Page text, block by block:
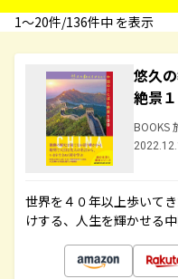
1〜20件/136件中 を表示
悠久
絶景
BOOKS
世界を４０年以上歩いて
けする、人生を輝かせる